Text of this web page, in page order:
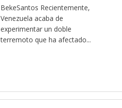
BekeSantos Recientemente,
Venezuela acaba de
experimentar un doble
terremoto que ha afectado...